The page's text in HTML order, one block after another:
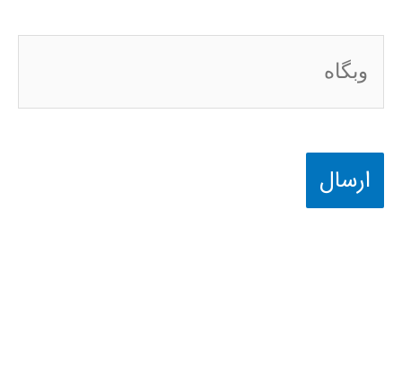
وبگاه